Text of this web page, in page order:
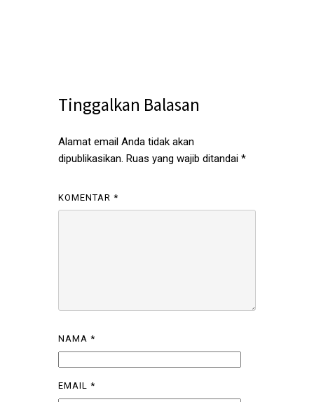
Tinggalkan Balasan
Alamat email Anda tidak akan
dipublikasikan. Ruas yang wajib ditandai *
KOMENTAR *
NAMA *
EMAIL *